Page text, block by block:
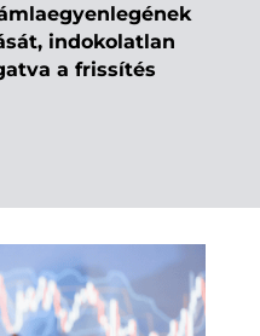
indokolatlan
a frissítés